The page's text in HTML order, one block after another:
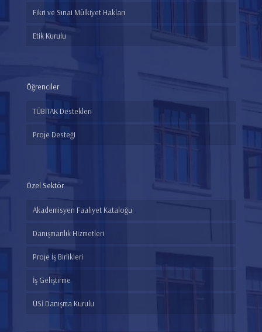
Fikri ve Sınai Mülkiyet Hakları
Etik Kurulu
Öğrenciler
TÜBİTAK Destekleri
Proje Desteği
Özel Sektör
Akademisyen Faaliyet Kataloğu
Danışmanlık Hizmetleri
Proje İş Birlikleri
İş Geliştirme
ÜSİ Danışma Kurulu